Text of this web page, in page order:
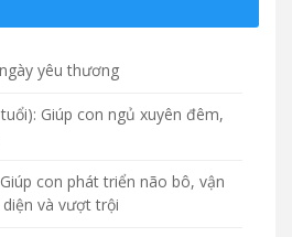
yêu thương
Giúp con ngủ xuyên đêm,
con phát triển não bô, vận
và vượt trội